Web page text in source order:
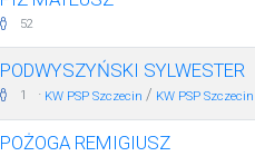
52
PODWYSZYŃSKI SYLWESTER
1 · KW PSP Szczecin / KW PSP Szczecin
POŻOGA REMIGIUSZ